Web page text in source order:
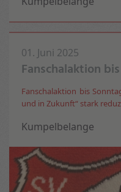
Fanschalaktion
Fanschalaktion bis
und in Zukunft“ stark
Kumpelbelange
01. Juni 2025